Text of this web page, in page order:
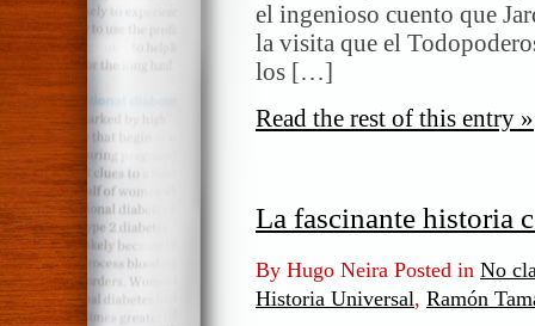
el ingenioso cuento que
la visita que el
los […]
Read the rest of this entry »
La fascinante historia
By Hugo Neira Posted in No
Historia Universal, Ramón